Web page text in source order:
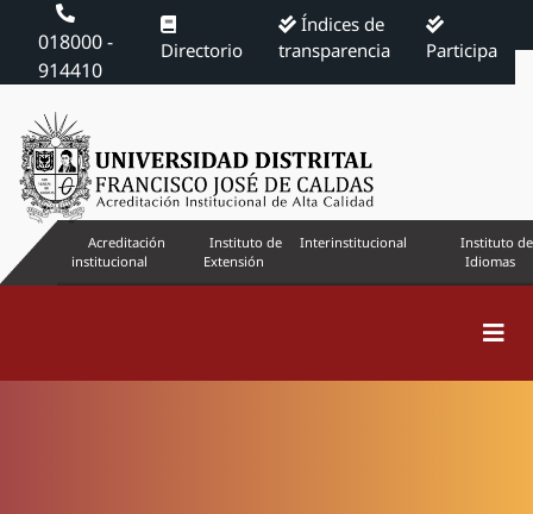
018000 -
914410
Directorio
Índices de
transparencia
Participa
Acreditación
institucional
Instituto de
Extensión
Interinstitucional
Instituto de
Idiomas